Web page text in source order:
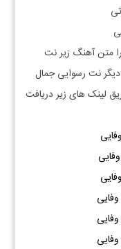
متن آهنگ زیر نت
نت رسوایی جمال
لینک های زیر دریافت